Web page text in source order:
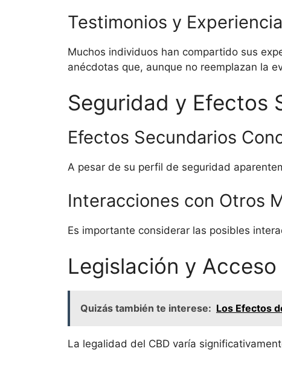
Testimonios y
Muchos individuos han compartido sus
anécdotas que, aunque no reemplazan la
Seguridad y Efectos
Efectos Secundarios
A pesar de su perfil de seguridad
Interacciones con Otros
Es importante considerar las posibles
Legislación y Acceso
Quizás también te interese: Los Efectos
La legalidad del CBD varía